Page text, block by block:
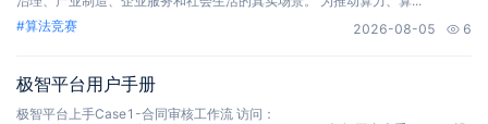
#算法竞赛 2026-08-05 6
极智平台用户手册
极智平台上手Case1-合同审核工作流 访问：